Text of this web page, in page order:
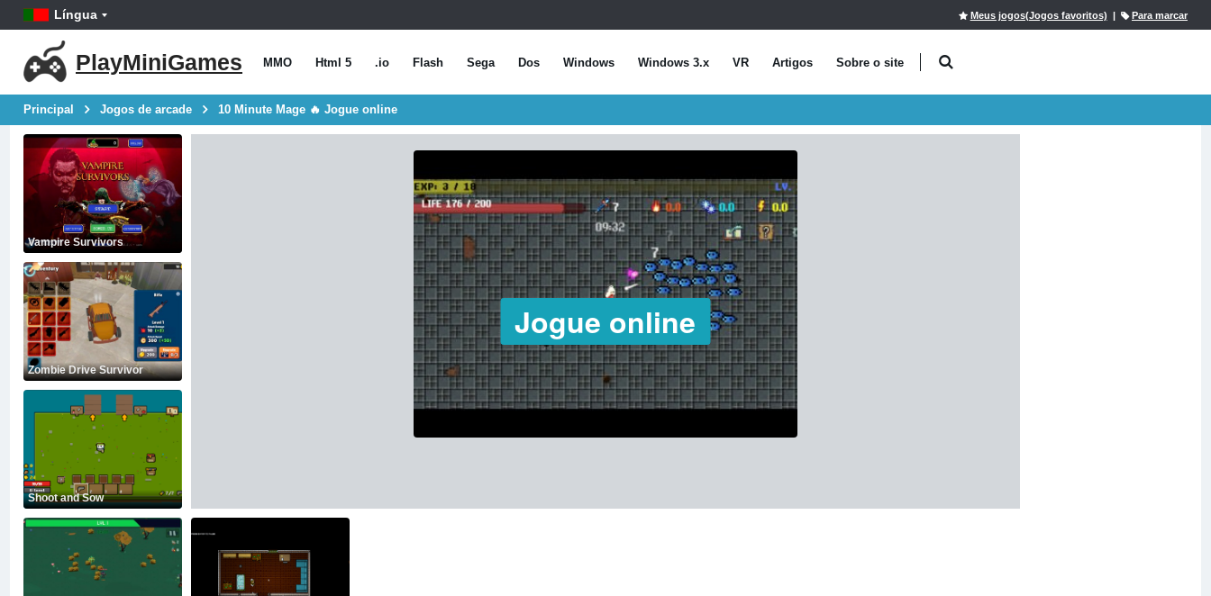
Língua Meus jogos(Jogos favoritos) | Para marcar
PlayMiniGames MMO Html 5 .io Flash Sega Dos Windows Windows 3.x VR Artigos Sobre o site
Principal Jogos de arcade 10 Minute Mage 🔥 Jogue online
Vampire Survivors
Zombie Drive Survivor
Shoot and Sow
Jogue online